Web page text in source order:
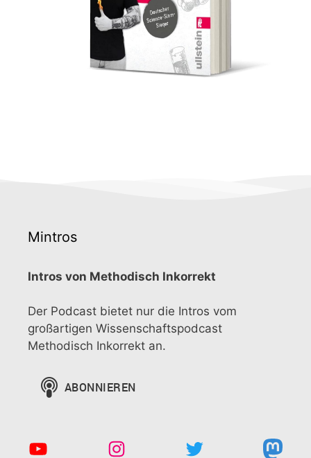
Mintros
Intros von Methodisch Inkorrekt
Der Podcast bietet nur die Intros vom
großartigen Wissenschaftspodcast
Methodisch Inkorrekt an.
YouTube Instagram Twitter